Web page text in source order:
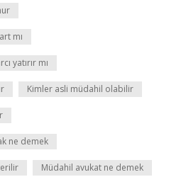
mı
yatırır mı
Kimler asli müdahil olabilir
ne demek
Müdahil avukat ne demek